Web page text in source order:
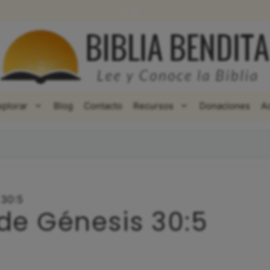
Blog Contacto Recursos Donaciones
Génesis 30:5